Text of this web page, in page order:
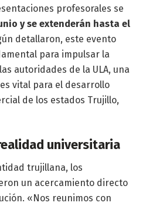
profesorales se
y se extenderán hasta el
detallaron, este evento
para impulsar la
autoridades de la ULA, una
vital para el desarrollo
de los estados Trujillo,
universitaria
trujillana, los
un acercamiento directo
«Nos reunimos con